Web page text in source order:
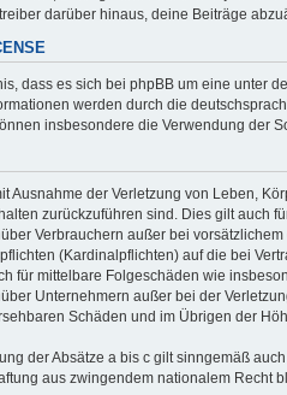
darüber hinaus, deine Beiträge
dass es sich bei phpBB um eine unter der
werden durch die
insbesondere die Verwendung der
Ausnahme der Verletzung von Leben,
zurückzuführen sind. Dies gilt auch
Verbrauchern außer bei
(Kardinalpflichten) auf die bei
für mittelbare Folgeschäden wie
Unternehmern außer bei der
Schäden und im Übrigen der
der Absätze a bis c gilt sinngemäß
aus zwingendem nationalem Recht